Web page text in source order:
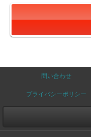
問い合わせ
プライバシーポリシー